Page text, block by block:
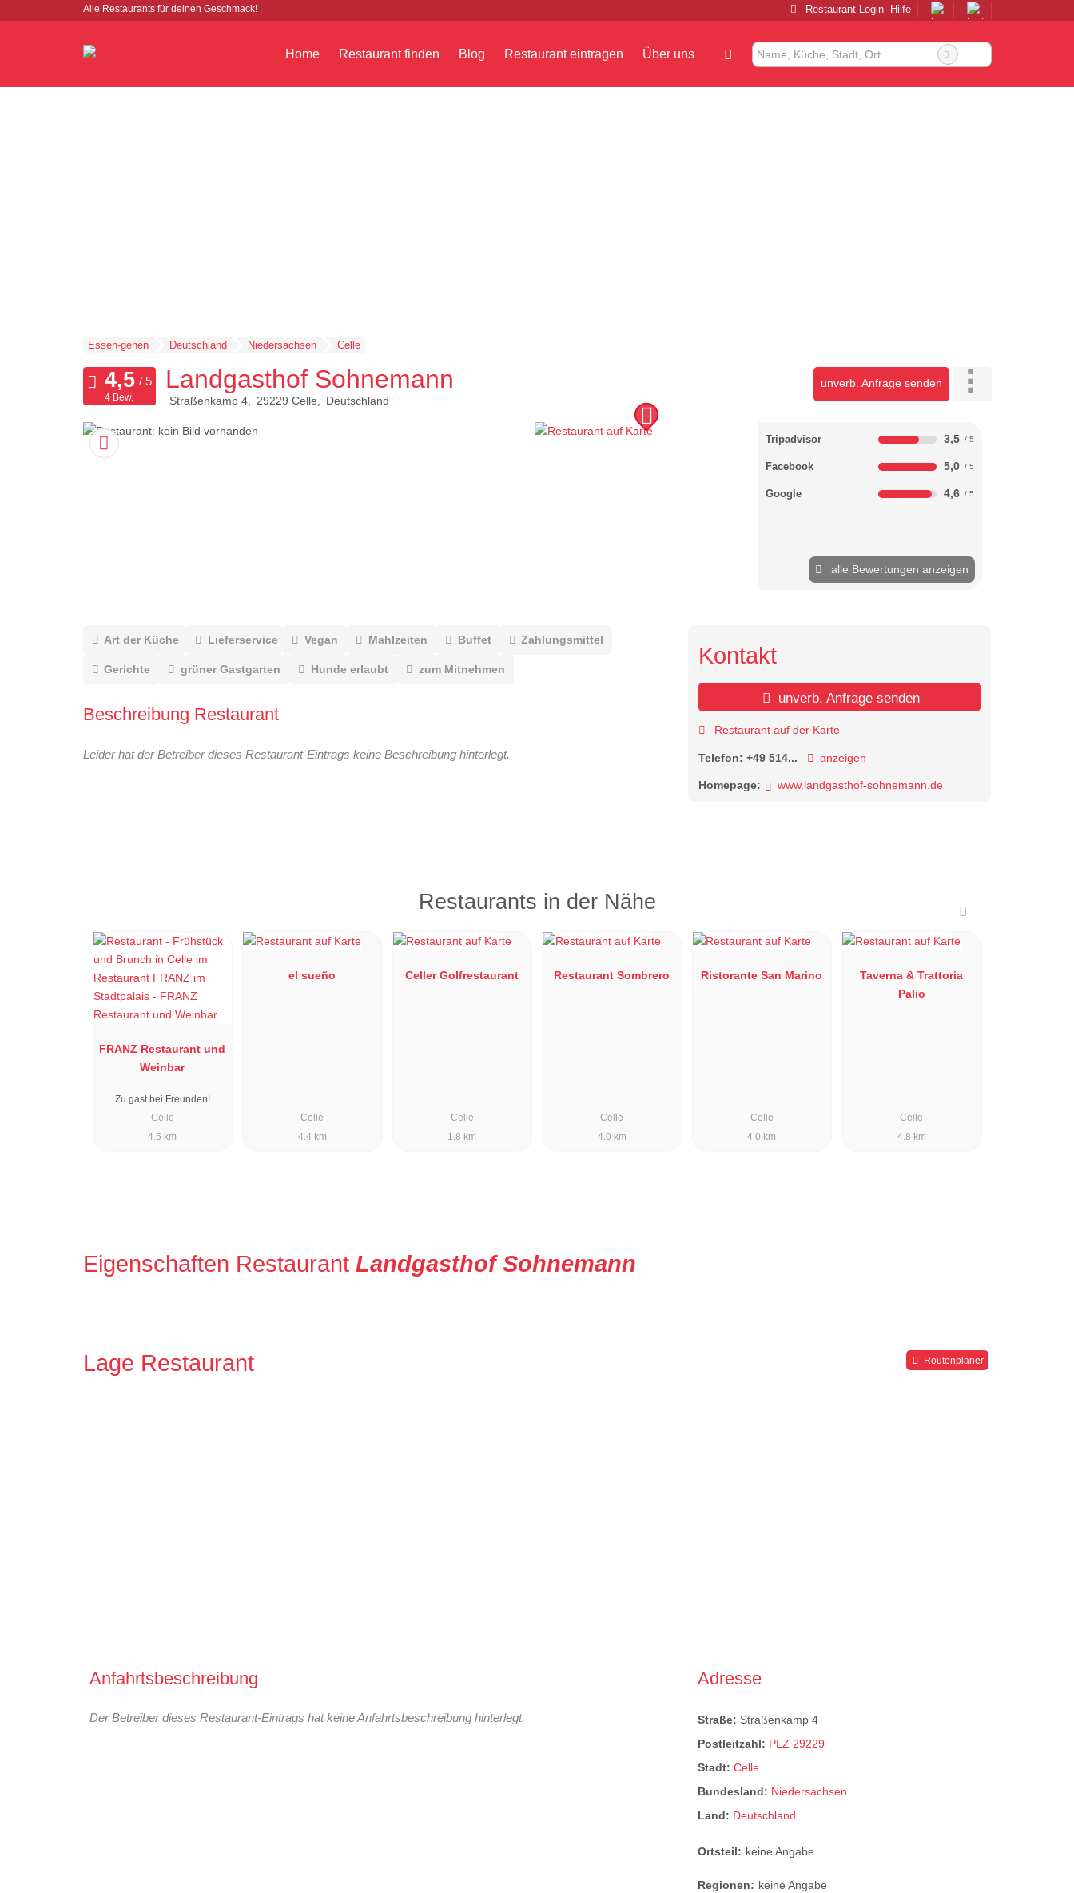
Alle Restaurants für deinen Geschmack! Restaurant Login Hilfe
Home Restaurant finden Blog Restaurant eintragen Über uns
Essen-gehen Deutschland Niedersachsen Celle
Landgasthof Sohnemann
Straßenkamp 4 29229 Celle Deutschland
unverb. Anfrage senden
4 Bew.
Tripadvisor 3,5
Facebook 5,0
Google 4,6
alle Bewertungen anzeigen
Art der Küche Lieferservice Vegan Mahlzeiten Buffet Zahlungsmittel
Gerichte grüner Gastgarten Hunde erlaubt zum Mitnehmen
Beschreibung Restaurant
Leider hat der Betreiber dieses Restaurant-Eintrags keine Beschreibung hinterlegt.
Kontakt
unverb. Anfrage senden
Restaurant auf der Karte
Telefon:+49 514... anzeigen
Homepage: www.landgasthof-sohnemann.de
Restaurants in der Nähe
FRANZ Restaurant und
Weinbar
Zu gast bei Freunden!
Celle
4.5 km
el sueño
Celle
4.4 km
Celler Golfrestaurant
Celle
1.8 km
Restaurant Sombrero
Celle
4.0 km
Ristorante San Marino
Celle
4.0 km
Taverna & Trattoria
Palio
Celle
4.8 km
Eigenschaften Restaurant Landgasthof Sohnemann
Lage Restaurant Routenplaner
Anfahrtsbeschreibung
Der Betreiber dieses Restaurant-Eintrags hat keine Anfahrtsbeschreibung hinterlegt.
Adresse
Straße: Straßenkamp 4
Postleitzahl: PLZ 29229
Stadt:Celle
Bundesland: Niedersachsen
Land: Deutschland
Ortsteil: keine Angabe
Regionen: keine Angabe